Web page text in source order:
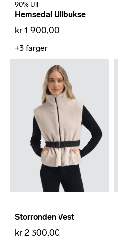
90% Ull
Hemsedal Ullbukse
kr 1 900,00
+3 farger
Storronden Vest
kr 2 300,00